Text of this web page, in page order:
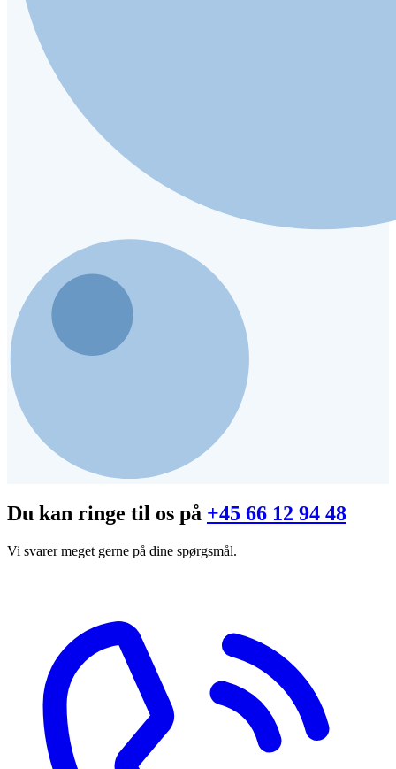
Du kan ringe til os på +45 66 12 94 48
Vi svarer meget gerne på dine spørgsmål.